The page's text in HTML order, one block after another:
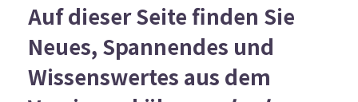
Der Verein
Mitmachen
Auf dieser Seite finden Sie
Neues, Spannendes und
Wissenswertes aus dem